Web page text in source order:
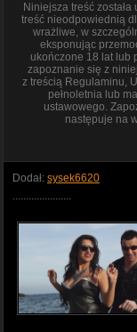
Niniejsza treść
treść nieodpowiednią
wrażliwe, w
eksponując
ukończone 18 lat lub
zapoznanie się z
z treścią Regulaminu,
pełnoletnia lub
ustawowego.
następuje na
Dodał: sysek6620
......................